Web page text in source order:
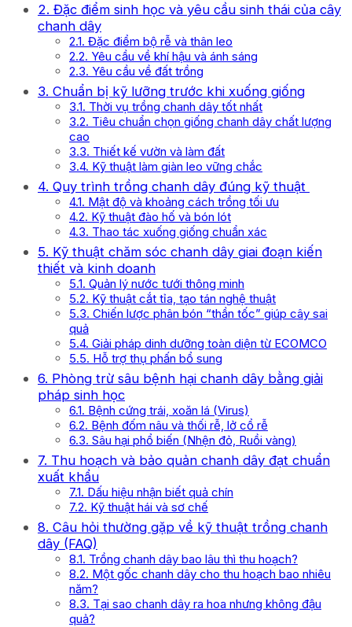
2. Đặc điểm sinh học và yêu cầu sinh thái của cây
chanh dây
2.1. Đặc điểm bộ rễ và thân leo
2.2. Yêu cầu về khí hậu và ánh sáng
2.3. Yêu cầu về đất trồng
3. Chuẩn bị kỹ lưỡng trước khi xuống giống
3.1. Thời vụ trồng chanh dây tốt nhất
3.2. Tiêu chuẩn chọn giống chanh dây chất lượng
cao
3.3. Thiết kế vườn và làm đất
3.4. Kỹ thuật làm giàn leo vững chắc
4. Quy trình trồng chanh dây đúng kỹ thuật
4.1. Mật độ và khoảng cách trồng tối ưu
4.2. Kỹ thuật đào hố và bón lót
4.3. Thao tác xuống giống chuẩn xác
5. Kỹ thuật chăm sóc chanh dây giai đoạn kiến
thiết và kinh doanh
5.1. Quản lý nước tưới thông minh
5.2. Kỹ thuật cắt tỉa, tạo tán nghệ thuật
5.3. Chiến lược phân bón “thần tốc” giúp cây sai
quả
5.4. Giải pháp dinh dưỡng toàn diện từ ECOMCO
5.5. Hỗ trợ thụ phấn bổ sung
6. Phòng trừ sâu bệnh hại chanh dây bằng giải
pháp sinh học
6.1. Bệnh cứng trái, xoăn lá (Virus)
6.2. Bệnh đốm nâu và thối rễ, lở cổ rễ
6.3. Sâu hại phổ biến (Nhện đỏ, Ruồi vàng)
7. Thu hoạch và bảo quản chanh dây đạt chuẩn
xuất khẩu
7.1. Dấu hiệu nhận biết quả chín
7.2. Kỹ thuật hái và sơ chế
8. Câu hỏi thường gặp về kỹ thuật trồng chanh
dây (FAQ)
8.1. Trồng chanh dây bao lâu thì thu hoạch?
8.2. Một gốc chanh dây cho thu hoạch bao nhiêu
năm?
8.3. Tại sao chanh dây ra hoa nhưng không đậu
quả?